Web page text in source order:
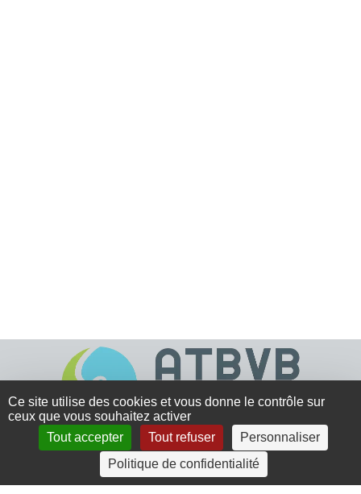
4 rue Crec’h-Ugen
22810 Belle Isle en Terre
Ce site utilise des cookies et vous donne le contrôle sur
ceux que vous souhaitez activer
Tout accepter
Tout refuser
Personnaliser
Politique de confidentialité